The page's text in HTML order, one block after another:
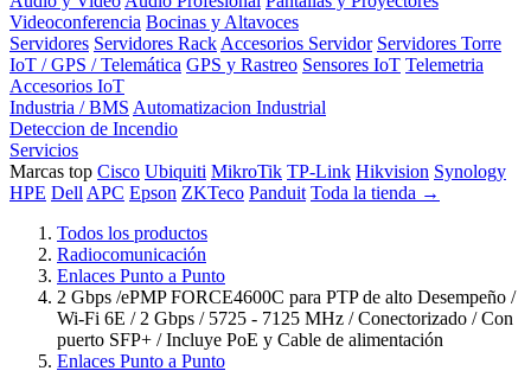
Videoconferencia Bocinas y Altavoces
Servidores Servidores Rack Accesorios Servidor Servidores Torre
IoT / GPS / Telemática GPS y Rastreo Sensores IoT Telemetria
Accesorios IoT
Industria / BMS Automatizacion Industrial
Deteccion de Incendio
Servicios
Marcas top Cisco Ubiquiti MikroTik TP-Link Hikvision Synology
HPE Dell APC Epson ZKTeco Panduit Toda la tienda →
Todos los productos
Radiocomunicación
Enlaces Punto a Punto
2 Gbps /ePMP FORCE4600C para PTP de alto Desempeño /
Wi-Fi 6E / 2 Gbps / 5725 - 7125 MHz / Conectorizado / Con
puerto SFP+ / Incluye PoE y Cable de alimentación
Enlaces Punto a Punto